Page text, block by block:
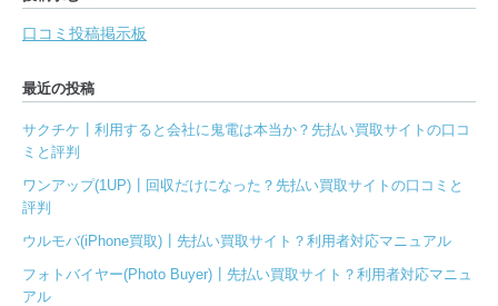
口コミ投稿掲示板
最近の投稿
サクチケ┃利用すると会社に鬼電は本当か？先払い買取サイトの口コ
ミと評判
ワンアップ(1UP)┃回収だけになった？先払い買取サイトの口コミと
評判
ウルモバ(iPhone買取)┃先払い買取サイト？利用者対応マニュアル
フォトバイヤー(Photo Buyer)┃先払い買取サイト？利用者対応マニュ
アル